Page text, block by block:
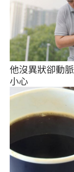
他沒異狀卻動
小心